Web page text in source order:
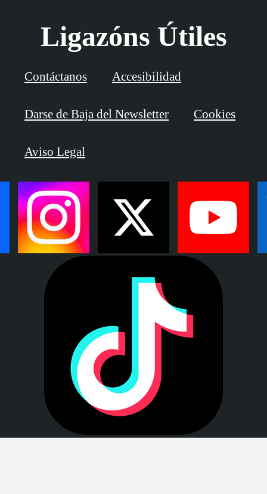
Ligazóns Útiles
Contáctanos Accesibilidad
Darse de Baja del Newsletter Cookies
Aviso Legal